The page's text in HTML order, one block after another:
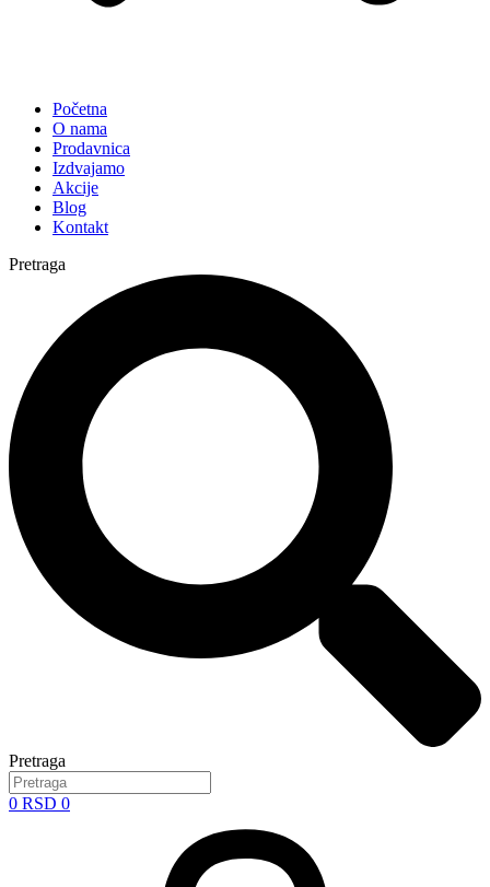
Početna
O nama
Prodavnica
Izdvajamo
Akcije
Blog
Kontakt
Pretraga
Pretraga
0 RSD 0